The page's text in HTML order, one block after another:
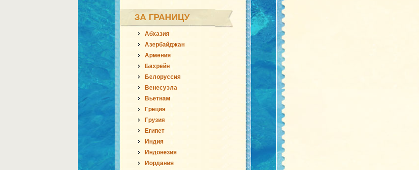
ЗА ГРАНИЦУ
Абхазия
Азербайджан
Армения
Бахрейн
Белоруссия
Венесуэла
Вьетнам
Греция
Грузия
Египет
Индия
Индонезия
Иордания